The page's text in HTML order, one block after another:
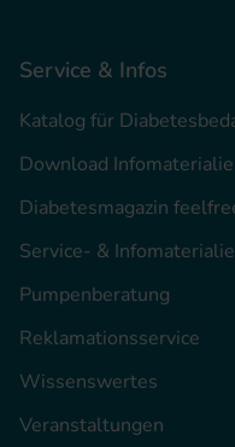
Service & Infos
Katalog für
Download
Diabetesmagazin
Service- &
Pumpenberatung
Reklamationsservice
Wissenswertes
Veranstaltungen